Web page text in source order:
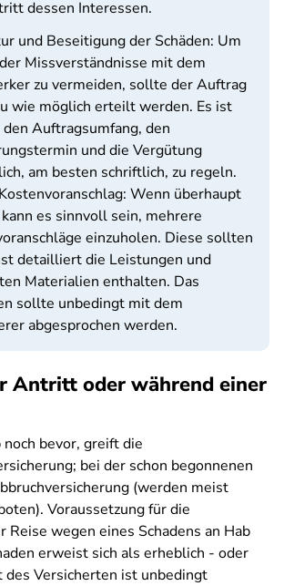
dessen Interessen.
und Beseitigung der Schäden: Um
Missverständnisse mit dem
zu vermeiden, sollte der Auftrag
wie möglich erteilt werden. Es ist
Auftragsumfang, den
und die Vergütung
am besten schriftlich, zu regeln.
Wenn überhaupt
es sinnvoll sein, mehrere
einzuholen. Diese sollten
detailliert die Leistungen und
Materialien enthalten. Das
sollte unbedingt mit dem
abgesprochen werden.
Antritt oder während einer
bevor, greift die
bei der schon begonnenen
(werden meist
Voraussetzung für die
Reise wegen eines Schadens an Hab
erweist sich als erheblich - oder
Versicherten ist unbedingt